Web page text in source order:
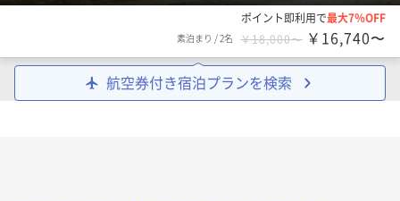
ポイント即利用で最大7％OFF
素泊まり /2名 ￥18,000〜 ￥16,740〜
航空券付き宿泊プランを検索